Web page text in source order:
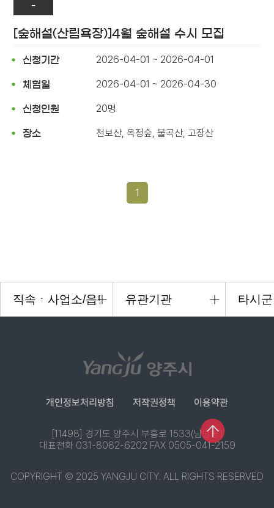
-
[숲해설(산림욕장)]4월 숲해설 수시 모집
신청기간 2026-04-01 ~ 2026-04-01
체험일 2026-04-01 ~ 2026-04-30
신청인원 20명
장소 천보산, 옥정숲, 불곡산, 고장산
1
개인정보처리방침 저작권정책 이용약관
[11498] 경기도 양주시 부흥로 1533(남방동)
대표전화 031-8082-6202 FAX 0505-041-2159
COPYRIGHT © 2025 YANGJU CITY. ALL RIGHTS RESERVED